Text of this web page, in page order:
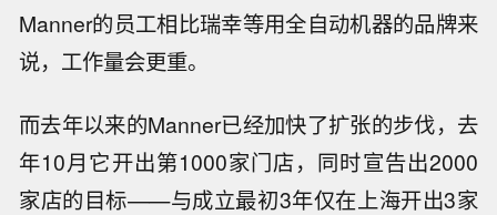
这就导致行业内需要在成本压力下进一步降本增
效，比如借助数字化手段运营门店。
但中国的咖啡行业遇到的一个矛盾是，品牌们还
需要通过疯狂扩张规模来杀出重围。